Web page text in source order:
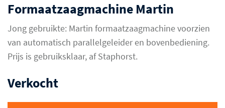
Formaatzaagmachine Martin
Jong gebruikte: Martin formaatzaagmachine voorzien
van automatisch parallelgeleider en bovenbediening.
Prijs is gebruiksklaar, af Staphorst.
Verkocht